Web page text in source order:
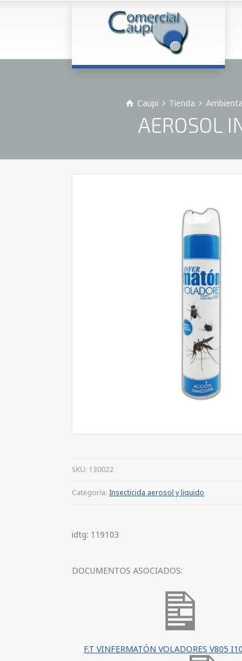
Caupi Tienda
AEROSOL
SKU: 130022
Categoría: Insecticida aerosol y liquido
idtg: 119103
DOCUMENTOS ASOCIADOS:
F.T VINFERMATÓN VOLADORES V805